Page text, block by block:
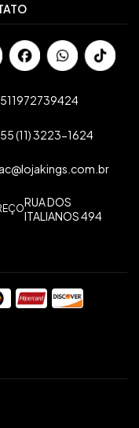
(11) 3223-1624
RUA DOS
ITALIANOS 494